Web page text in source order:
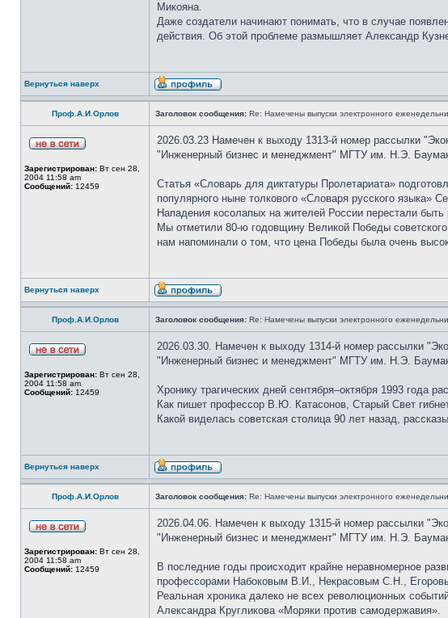
Микояна.
Даже создатели начинают понимать, что в случае
действия. Об этой проблеме размышляет Александр
Вернуться наверх
Проф.А.И.Орлов Заголовок сообщения: Re: Намечены выпуски электронного
Зарегистрирован: Вт сен 28,
2004 11:58 am
Сообщений: 12459
2026.03.23 Намечен к выходу 1313-й номер рассылки
"Инженерный бизнес и менеджмент" МГТУ им. Н.Э.
Статья «Словарь для диктатуры Пролетариата»
популярного ныне толкового «Словаря русского языка»
Нападения косолапых на жителей России перестали
Мы отметили 80-ю годовщину Великой Победы
нам напоминали о том, что цена Победы была очень
Вернуться наверх
Проф.А.И.Орлов Заголовок сообщения: Re: Намечены выпуски электронного
Зарегистрирован: Вт сен 28,
2004 11:58 am
Сообщений: 12459
2026.03.30. Намечен к выходу 1314-й номер рассылки
"Инженерный бизнес и менеджмент" МГТУ им. Н.Э.
Хронику трагических дней сентября–октября 1993 года
Как пишет профессор В.Ю. Катасонов, Старый Свет
Какой виделась советская столица 90 лет назад,
Вернуться наверх
Проф.А.И.Орлов Заголовок сообщения: Re: Намечены выпуски электронного
Зарегистрирован: Вт сен 28,
2004 11:58 am
Сообщений: 12459
2026.04.06. Намечен к выходу 1315-й номер рассылки
"Инженерный бизнес и менеджмент" МГТУ им. Н.Э.
В последние годы происходит крайне неравномерное
профессорами Набоковым В.И., Некрасовым С.Н.,
Реальная хроника далеко не всех революционных
Александра Кругликова «Моряки против самодержавия».